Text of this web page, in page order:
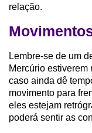
relação.
Lembre-se de um
Mercúrio estiverem
caso ainda dê
movimento para
eles estejam
poderá sentir as